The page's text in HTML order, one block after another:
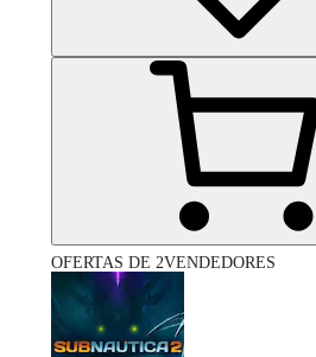
OFERTAS DE 2VENDEDORES